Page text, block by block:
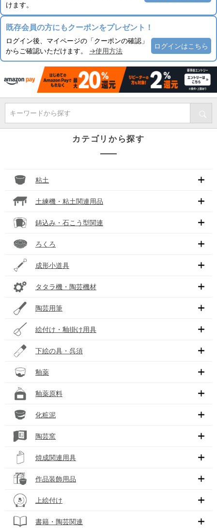
けます。
既存会員の方にもクーポンをプレゼント！
ログイン後、マイページの「クーポンの確認」
からご確認いただけます。 →使用方法
ログインはこちら
キーワードから探す
カテゴリから探す
粘土
土練機・粘土関連用品
鋳込み・石こう型関連
ろくろ
成形小道具
タタラ機・陶芸機材
陶芸用筆
絵付け・釉掛け用具
下絵の具・呉須
釉薬
釉薬原料
化粧泥
陶芸窯
焼成関連用具
作品装飾用品
上絵付け
書籍・陶芸関連